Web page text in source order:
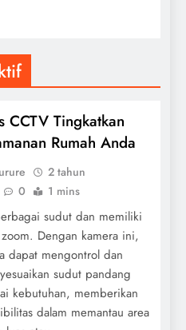
CCTV Tingkatkan
Rumah Anda
2 tahun
0 1 mins
sudut dan memiliki
Dengan kamera ini,
dapat mengontrol dan
sudut pandang
kebutuhan, memberikan
dalam memantau area